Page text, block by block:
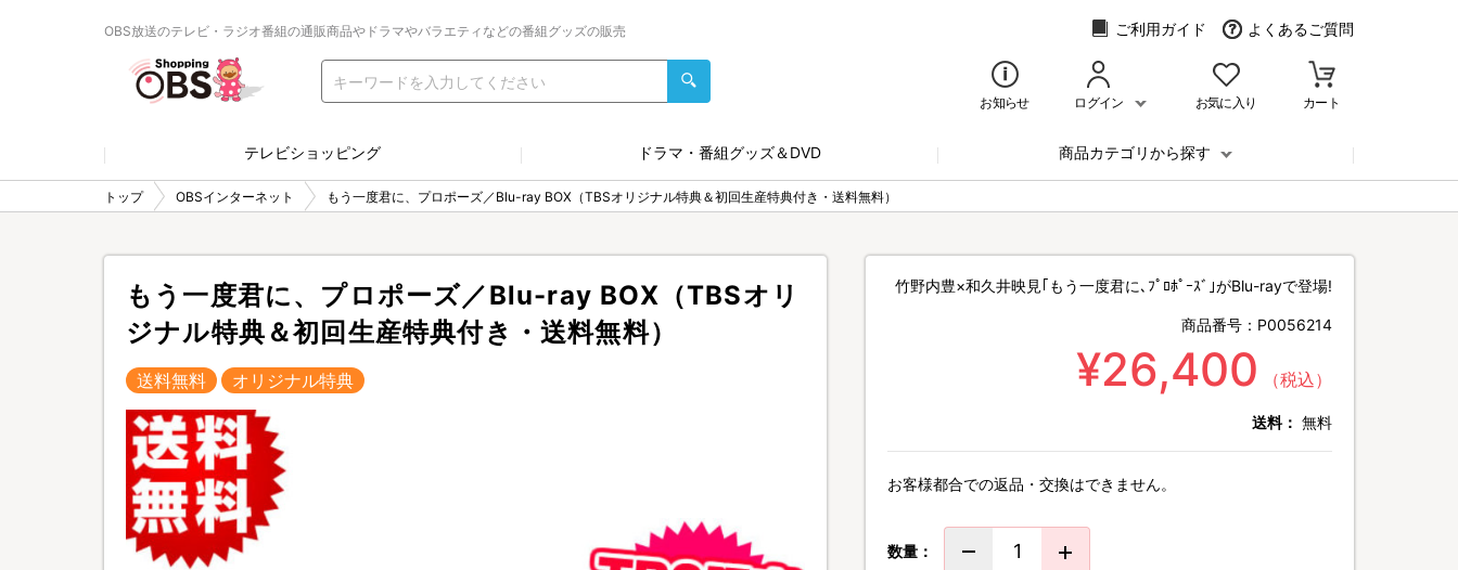
OBS放送のテレビ・ラジオ番組の通販商品やドラマやバラエティなどの番組グッズの販売 ご利用ガイド よくあるご質問
お知らせ ログイン お気に入り カート
テレビショッピング ドラマ・番組グッズ＆DVD 商品カテゴリから探す
トップ OBSインターネット もう一度君に、プロポーズ／Blu-ray BOX（TBSオリジナル特典＆初回生産特典付き・送料無料）
もう一度君に、プロポーズ／Blu-ray BOX（TBSオリ
ジナル特典＆初回生産特典付き・送料無料）
送料無料 オリジナル特典
竹野内豊×和久井映見｢もう一度君に､ﾌﾟﾛﾎﾟｰｽﾞ｣がBlu-rayで登場!
商品番号： P0056214
¥26,400 （税込）
送料： 無料
お客様都合での返品・交換はできません。
数量：